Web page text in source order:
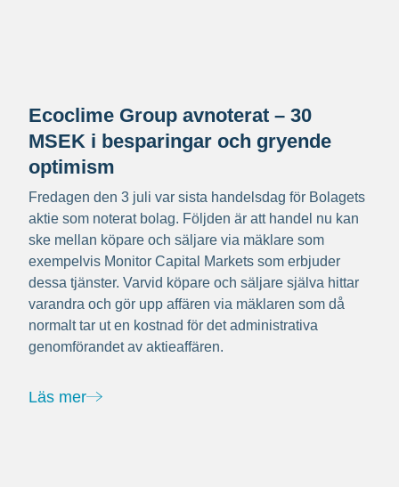
Ecoclime Group avnoterat – 30
MSEK i besparingar och gryende
optimism
Fredagen den 3 juli var sista handelsdag för Bolagets
aktie som noterat bolag. Följden är att handel nu kan
ske mellan köpare och säljare via mäklare som
exempelvis Monitor Capital Markets som erbjuder
dessa tjänster. Varvid köpare och säljare själva hittar
varandra och gör upp affären via mäklaren som då
normalt tar ut en kostnad för det administrativa
genomförandet av aktieaffären.
Läs mer